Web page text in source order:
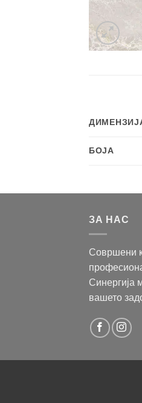
БОЈА
ЗА НАС
Совршени
Синергија
вашето